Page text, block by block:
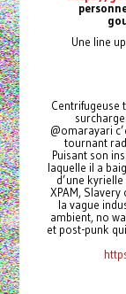
Une line
Centrifugeuse
@omarayari
tournant
Puisant son
laquelle il a
d’une
XPAM,
la vague
ambient, no
et post-punk